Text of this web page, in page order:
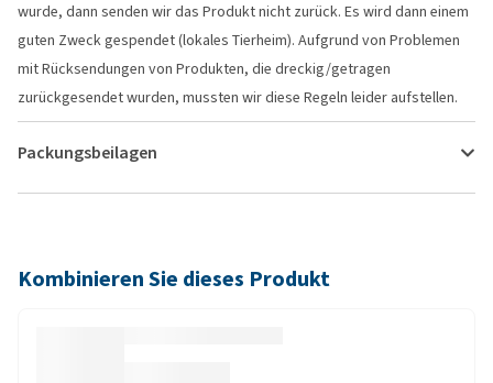
wurde, dann senden wir das Produkt nicht zurück. Es wird dann einem
guten Zweck gespendet (lokales Tierheim). Aufgrund von Problemen
mit Rücksendungen von Produkten, die dreckig/getragen
zurückgesendet wurden, mussten wir diese Regeln leider aufstellen.
Packungsbeilagen
Kombinieren Sie dieses Produkt